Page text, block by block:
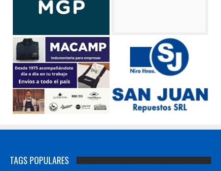
TAGS POPULARES